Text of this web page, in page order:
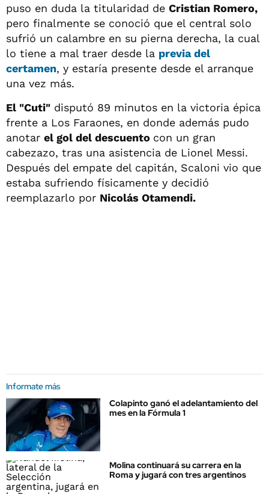
puso en duda la titularidad de Cristian Romero,
pero finalmente se conoció que el central solo
sufrió un calambre en su pierna derecha, la cual
lo tiene a mal traer desde la previa del
certamen, y estaría presente desde el arranque
una vez más.
El "Cuti" disputó 89 minutos en la victoria épica
frente a Los Faraones, en donde además pudo
anotar el gol del descuento con un gran
cabezazo, tras una asistencia de Lionel Messi.
Después del empate del capitán, Scaloni vio que
estaba sufriendo físicamente y decidió
reemplazarlo por Nicolás Otamendi.
Informate más
Colapinto ganó el adelantamiento del
mes en la Fórmula 1
Molina continuará su carrera en la
Roma y jugará con tres argentinos